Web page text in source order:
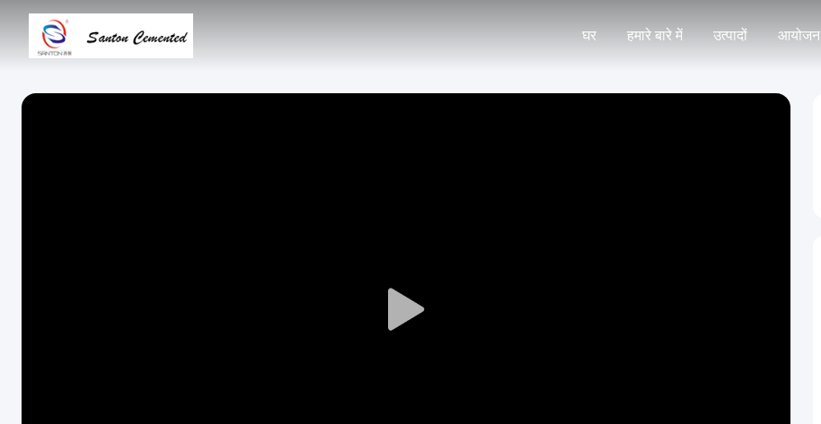
घर हमारे बारे में उत्पादों आयोजन
Play